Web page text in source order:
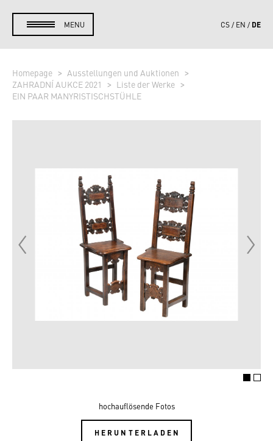
MENU CS EN DE
Homepage
Ausstellungen und Auktionen
ZAHRADNÍ AUKCE 2021
Liste der Werke
EIN PAAR MANYRISTISCHSTÜHLE
hochauflösende Fotos
HERUNTERLADEN